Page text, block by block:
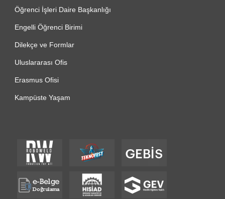
Öğrenci İşleri Daire Başkanlığı
Engelli Öğrenci Birimi
Dilekçe ve Formlar
Uluslararası Ofis
Erasmus Ofisi
Kampüste Yaşam